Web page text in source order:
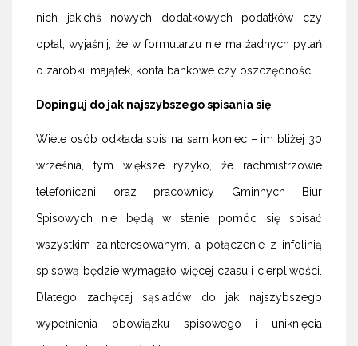
nich jakichś nowych dodatkowych podatków czy
opłat, wyjaśnij, że w formularzu nie ma żadnych pytań
o zarobki, majątek, konta bankowe czy oszczędności.
Dopinguj do jak najszybszego spisania się
Wiele osób odkłada spis na sam koniec – im bliżej 30
września, tym większe ryzyko, że rachmistrzowie
telefoniczni oraz pracownicy Gminnych Biur
Spisowych nie będą w stanie pomóc się spisać
wszystkim zainteresowanym, a połączenie z infolinią
spisową będzie wymagało więcej czasu i cierpliwości.
Dlatego zachęcaj sąsiadów do jak najszybszego
wypełnienia obowiązku spisowego i uniknięcia